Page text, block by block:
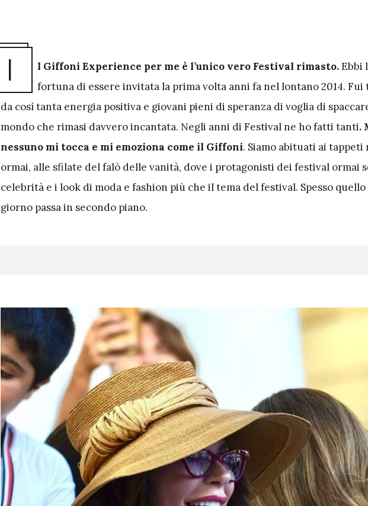
l Giffoni Experience per me è l’unico vero Festival rimasto.Ebbi
fortuna di essere invitata la prima volta anni fa nel lontano 2014. Fui
da così tanta energia positiva e giovani pieni di speranza di voglia di
mondo che rimasi davvero incantata. Negli anni di Festival ne ho fatti tanti.
nessuno mi tocca e mi emoziona come il Giffoni. Siamo abituati ai tappeti
ormai, alle sfilate del falò delle vanità, dove i protagonisti dei festival ormai
celebrità e i look di moda e fashion più che il tema del festival. Spesso quello
giorno passa in secondo piano.